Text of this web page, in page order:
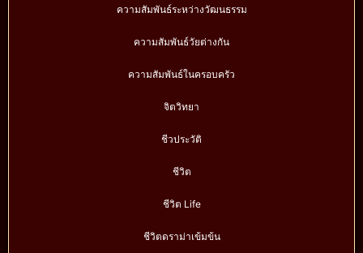
ความสัมพันธ์ระหว่างวัฒนธรรม
ความสัมพันธ์วัยต่างกัน
ความสัมพันธ์ในครอบครัว
จิตวิทยา
ชีวประวัติ
ชีวิต
ชีวิต Life
ชีวิตดราม่าเข้มข้น